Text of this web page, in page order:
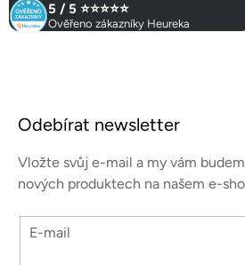
5 / 5 ⭐⭐⭐⭐⭐
Ověřeno zákazníky Heureka
Odebírat newsletter
Vložte svůj e-mail a my vám
nových produktech na našem e-
E-mail